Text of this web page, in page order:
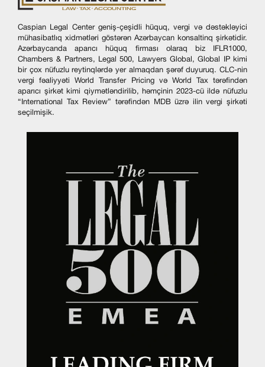
Caspian Legal Center geniş-çeşidli hüquq, vergi və dəstəkləyici
mühasibatlıq xidmətləri göstərən Azərbaycan konsaltinq şirkətidir.
Azərbaycanda aparıcı hüquq firması olaraq biz IFLR1000,
Chambers & Partners, Legal 500, Lawyers Global, Global IP kimi
bir çox nüfuzlu reytinqlərdə yer almaqdan şərəf duyuruq. CLC-nin
vergi fəaliyyəti World Transfer Pricing və World Tax tərəfindən
aparıcı şirkət kimi qiymətləndirilib, həmçinin 2023-cü ildə nüfuzlu
“International Tax Review” tərəfindən MDB üzrə ilin vergi şirkəti
seçilmişik.